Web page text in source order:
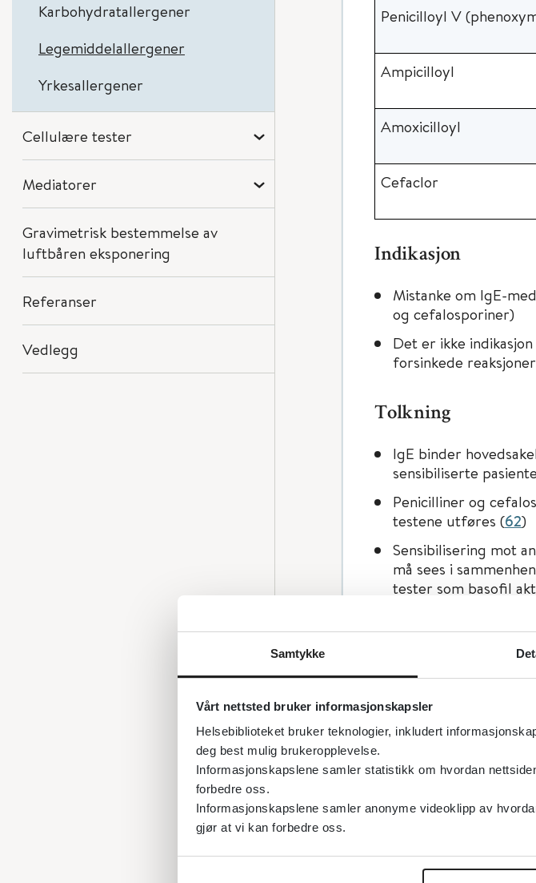
Samtykke
Vårt nettsted bruker informasjonskapsler
Helsebiblioteket bruker teknologier, inkludert
deg best mulig brukeropplevelse.
Informasjonskapslene samler statistikk om hvordan
forbedre oss.
Informasjonskapslene samler anonyme videoklipp av
gjør at vi kan forbedre oss.
Karbohydratallergener
Legemiddelallergener
Yrkesallergener
Cellulære tester
Mediatorer
Gravimetrisk bestemmelse av
luftbåren eksponering
Referanser
Vedlegg
Penicilloyl V
Ampicilloyl
Amoxicilloyl
Cefaclor
Indikasjon
Mistanke om IgE-
og cefalosporiner)
Det er ikke
forsinkede
Tolkning
IgE binder
sensibiliserte
Penicilliner og
testene utføres (62)
Sensibilisering mot
må sees i
tester som basoﬁl
kompetanse. (63,64)
Legemidler
anafylaksi
Analyser
Navn
Folkodin